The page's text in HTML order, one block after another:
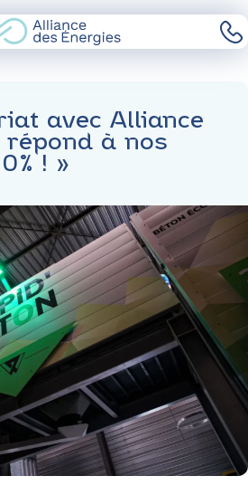
avec Alliance
répond à nos
! »